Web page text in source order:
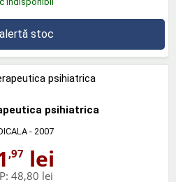
alertă stoc
psihiatrica
- 2007
,97 lei
48,80 lei